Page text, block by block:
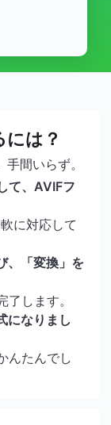
は？
間いらず。
て、AVIFフ
に対応して
、「変換」を
します。
になりまし
んたんでし